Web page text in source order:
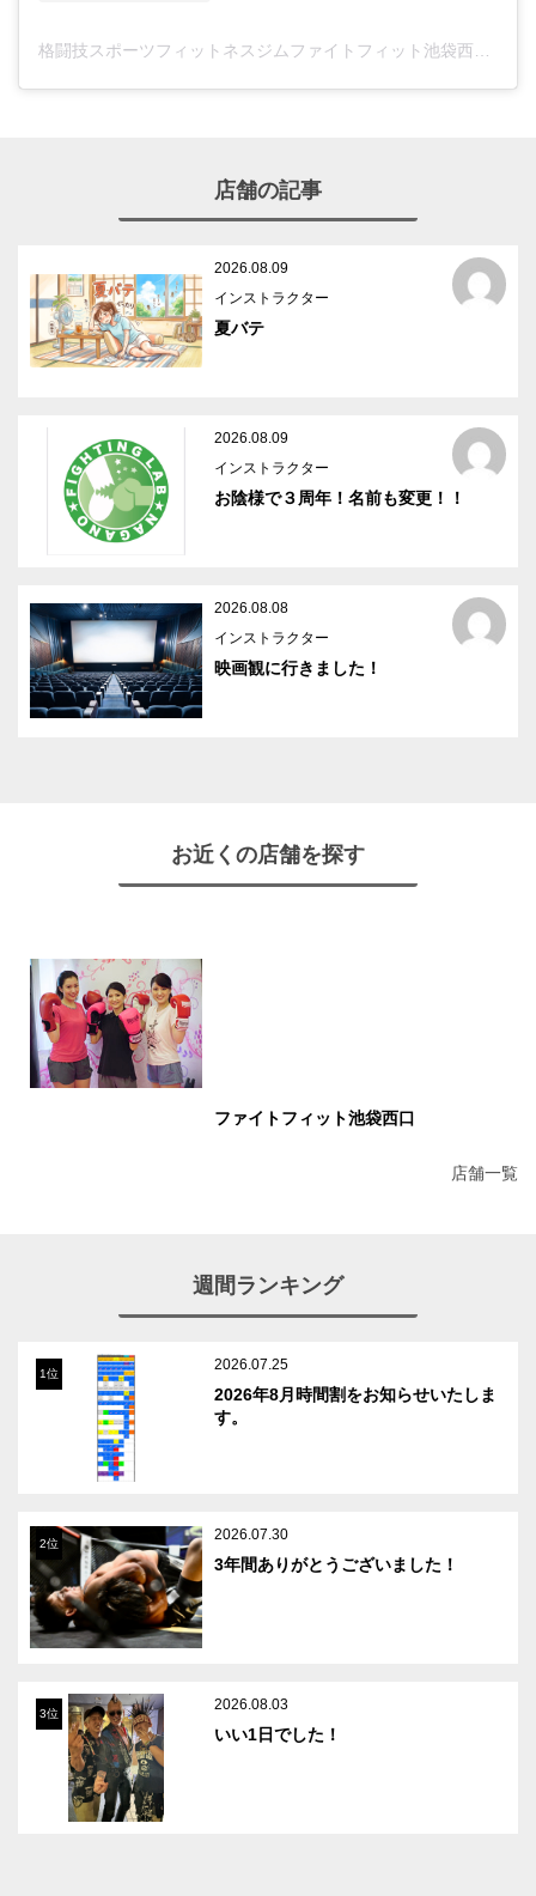
格闘技スポーツフィットネスジムファイトフィット池袋西口(@fightfit_ikebukuro_nishi)がシェアした投稿
店舗の記事
2026.08.09
インストラクター
夏バテ
2026.08.09
インストラクター
お陰様で３周年！名前も変更！！
2026.08.08
インストラクター
映画観に行きました！
お近くの店舗を探す
ファイトフィット池袋西口
店舗一覧
週間ランキング
1位
2026.07.25
2026年8月時間割をお知らせいたしま
す。
2位
2026.07.30
3年間ありがとうございました！
3位
2026.08.03
いい1日でした！